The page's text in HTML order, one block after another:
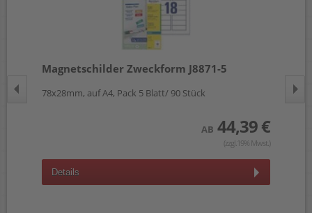
Magnetschilder Zweckform J8871-5
78x28mm, auf A4, Pack 5 Blatt/ 90 Stück
AB 44,39 €
(zzgl.19% Mwst.)
Details